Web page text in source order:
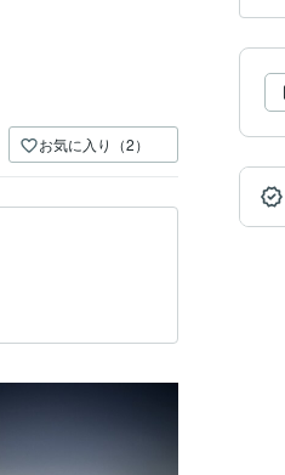
お気に入り（2）